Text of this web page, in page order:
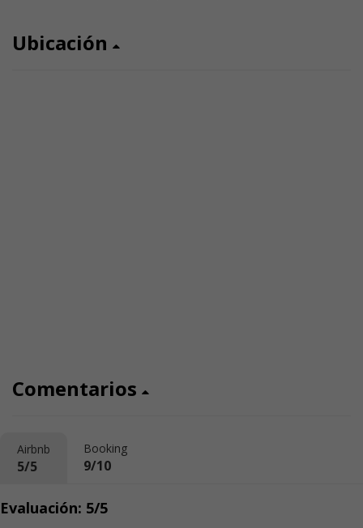
Ubicación
Comentarios
Airbnb
5/5
Booking
9/10
Evaluación: 5/5